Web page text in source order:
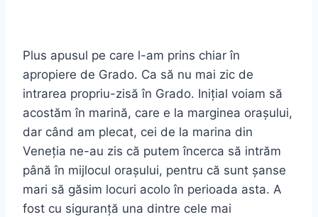
Plus apusul pe care l-am prins chiar în
apropiere de Grado. Ca să nu mai zic de
intrarea propriu-zisă în Grado. Inițial voiam să
acostăm în marină, care e la marginea orașului,
dar când am plecat, cei de la marina din
Veneția ne-au zis că putem încerca să intrăm
până în mijlocul orașului, pentru că sunt șanse
mari să găsim locuri acolo în perioada asta. A
fost cu siguranță una dintre cele mai